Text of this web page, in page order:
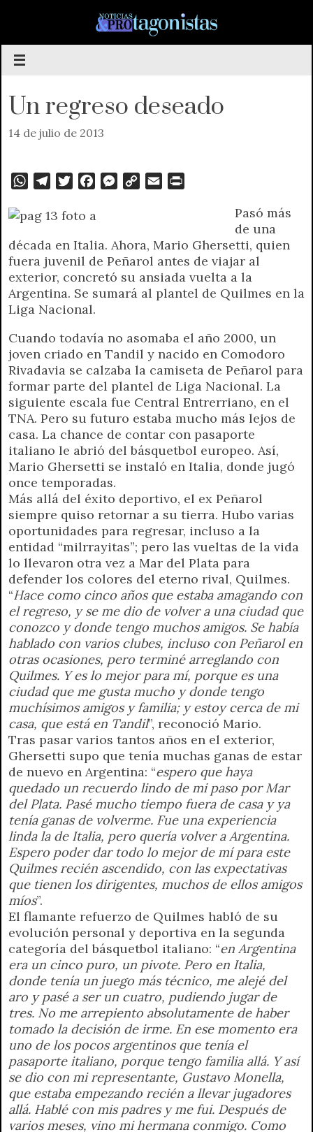
contenido
Un regreso deseado
14 de julio de 2013
W
a
s
A
p
p
l
g
r
a
m
i
t
e
r
b
o
o
k
M
e
n
g
e
L
i
n
k
l
t
F
r
i
n
d
y
Pasó más
de una
década en Italia. Ahora, Mario Ghersetti, quien
fuera juvenil de Peñarol antes de viajar al
exterior, concretó su ansiada vuelta a la
Argentina. Se sumará al plantel de Quilmes en la
Liga Nacional.
Cuando todavía no asomaba el año 2000, un
joven criado en Tandil y nacido en Comodoro
Rivadavia se calzaba la camiseta de Peñarol para
formar parte del plantel de Liga Nacional. La
siguiente escala fue Central Entrerriano, en el
TNA. Pero su futuro estaba mucho más lejos de
casa. La chance de contar con pasaporte
italiano le abrió del básquetbol europeo. Así,
Mario Ghersetti se instaló en Italia, donde jugó
once temporadas.
Más allá del éxito deportivo, el ex Peñarol
siempre quiso retornar a su tierra. Hubo varias
oportunidades para regresar, incluso a la
entidad “milrrayitas”; pero las vueltas de la vida
lo llevaron otra vez a Mar del Plata para
defender los colores del eterno rival, Quilmes.
“Hace como cinco años que estaba amagando con
el regreso, y se me dio de volver a una ciudad que
conozco y donde tengo muchos amigos. Se había
hablado con varios clubes, incluso con Peñarol en
otras ocasiones, pero terminé arreglando con
Quilmes. Y es lo mejor para mí, porque es una
ciudad que me gusta mucho y donde tengo
muchísimos amigos y familia; y estoy cerca de mi
casa, que está en Tandil”, reconoció Mario.
Tras pasar varios tantos años en el exterior,
Ghersetti supo que tenía muchas ganas de estar
de nuevo en Argentina: “espero que haya
quedado un recuerdo lindo de mi paso por Mar
del Plata. Pasé mucho tiempo fuera de casa y ya
tenía ganas de volverme. Fue una experiencia
linda la de Italia, pero quería volver a Argentina.
Espero poder dar todo lo mejor de mí para este
Quilmes recién ascendido, con las expectativas
que tienen los dirigentes, muchos de ellos amigos
míos”.
El flamante refuerzo de Quilmes habló de su
evolución personal y deportiva en la segunda
categoría del básquetbol italiano: “en Argentina
era un cinco puro, un pivote. Pero en Italia,
donde tenía un juego más técnico, me alejé del
aro y pasé a ser un cuatro, pudiendo jugar de
tres. No me arrepiento absolutamente de haber
tomado la decisión de irme. En ese momento era
uno de los pocos argentinos que tenía el
pasaporte italiano, porque tengo familia allá. Y así
se dio con mi representante, Gustavo Monella,
que estaba empezando recién a llevar jugadores
allá. Hablé con mis padres y me fui. Después de
varios meses, vino mi hermana conmigo. Como